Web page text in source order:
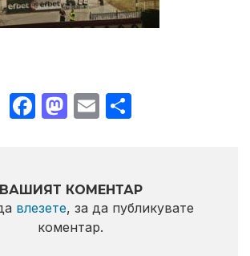
Facebook
Mastodon
Email
ВАШИЯТ КОМЕНТАР
влезете, за да публикувате
коментар.